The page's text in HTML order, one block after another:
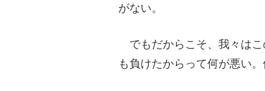
がない。
でもだからこそ、我々はこ
も負けたからって何が悪い